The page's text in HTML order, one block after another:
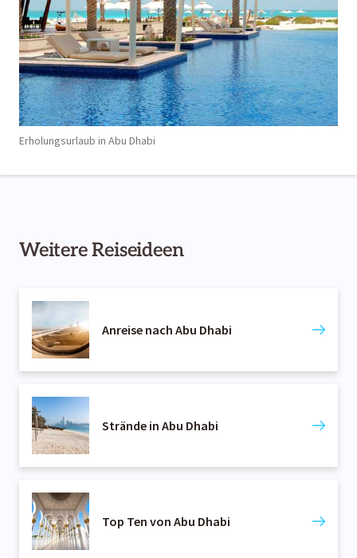
Erholungsurlaub in Abu Dhabi
Weitere Reiseideen
Anreise nach Abu Dhabi
Strände in Abu Dhabi
Top Ten von Abu Dhabi